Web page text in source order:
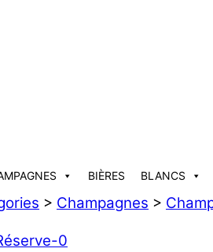
BIÈRES BLANCS
> Champagnes >